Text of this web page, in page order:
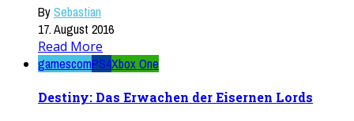
BySebastian
17. August 2016
Read More
gamescomPS4Xbox One
Destiny: Das Erwachen der Eisernen Lords